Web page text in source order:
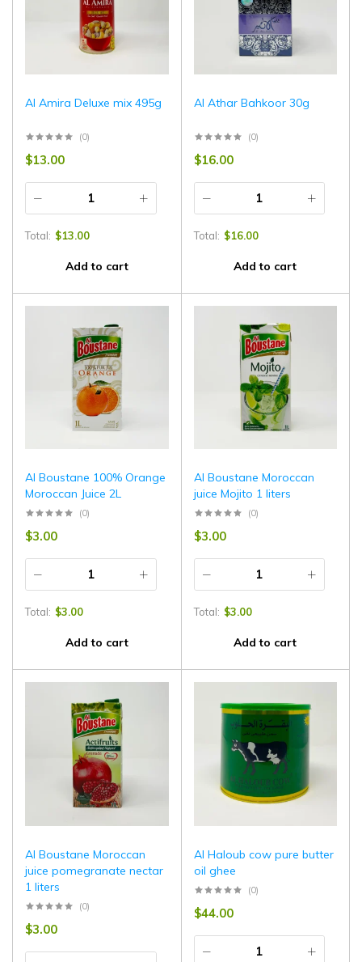
Al Amira Deluxe mix 495g
(0)
$13.00
Total: $13.00
Add to cart
Al Athar Bahkoor 30g
(0)
$16.00
Total: $16.00
Add to cart
Al Boustane 100% Orange
Moroccan Juice 2L
(0)
$3.00
Total: $3.00
Add to cart
Al Boustane Moroccan
juice Mojito 1 liters
(0)
$3.00
Total: $3.00
Add to cart
Al Boustane Moroccan
juice pomegranate nectar
1 liters
(0)
$3.00
Al Haloub cow pure butter
oil ghee
(0)
$44.00